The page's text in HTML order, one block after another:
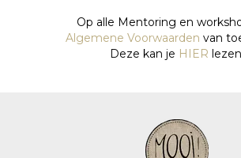
Op alle Mentoring en
Algemene Voorwaarden van
Deze kan je HIER